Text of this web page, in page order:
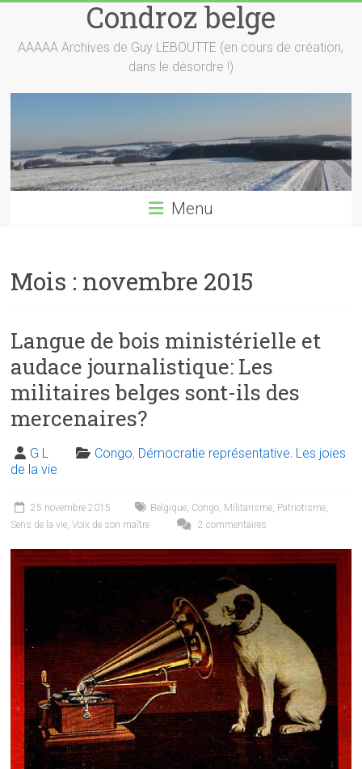
content
Condroz belge
AAAAA Archives de Guy LEBOUTTE (en cours de création,
dans le désordre !)
Menu
Mois : novembre 2015
Langue de bois ministérielle et
audace journalistique: Les
militaires belges sont-ils des
mercenaires?
G L Congo, Démocratie représentative, Les joies
de la vie
25 novembre 2015 Belgique, Congo, Militarisme, Patriotisme,
Sens de la vie,Voix de son maître 2 commentaires